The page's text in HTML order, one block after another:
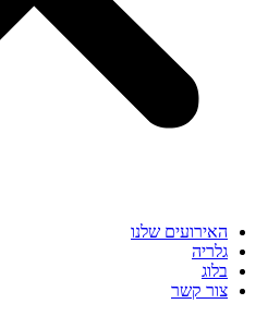
האירועים שלנו
גלריה
בלוג
צור קשר